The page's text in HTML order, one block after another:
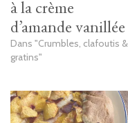
à la crème
d’amande vanillée
Dans "Crumbles, clafoutis &
gratins"